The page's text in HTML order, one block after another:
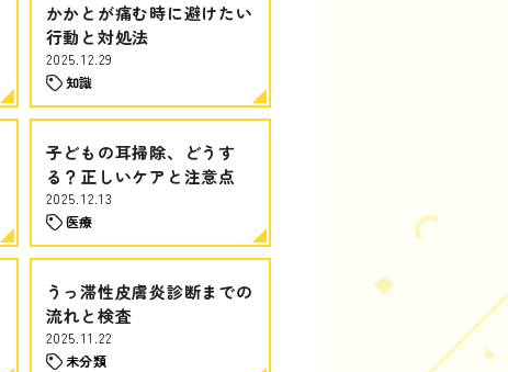
かかとが痛む時に避けたい
行動と対処法
2025.12.29
知識
子どもの耳掃除、どうす
る？正しいケアと注意点
2025.12.13
医療
うっ滞性皮膚炎診断までの
流れと検査
2025.11.22
未分類